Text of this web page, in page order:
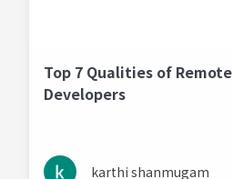
Top 7 Qualities of Remote
Developers
karthi shanmugam